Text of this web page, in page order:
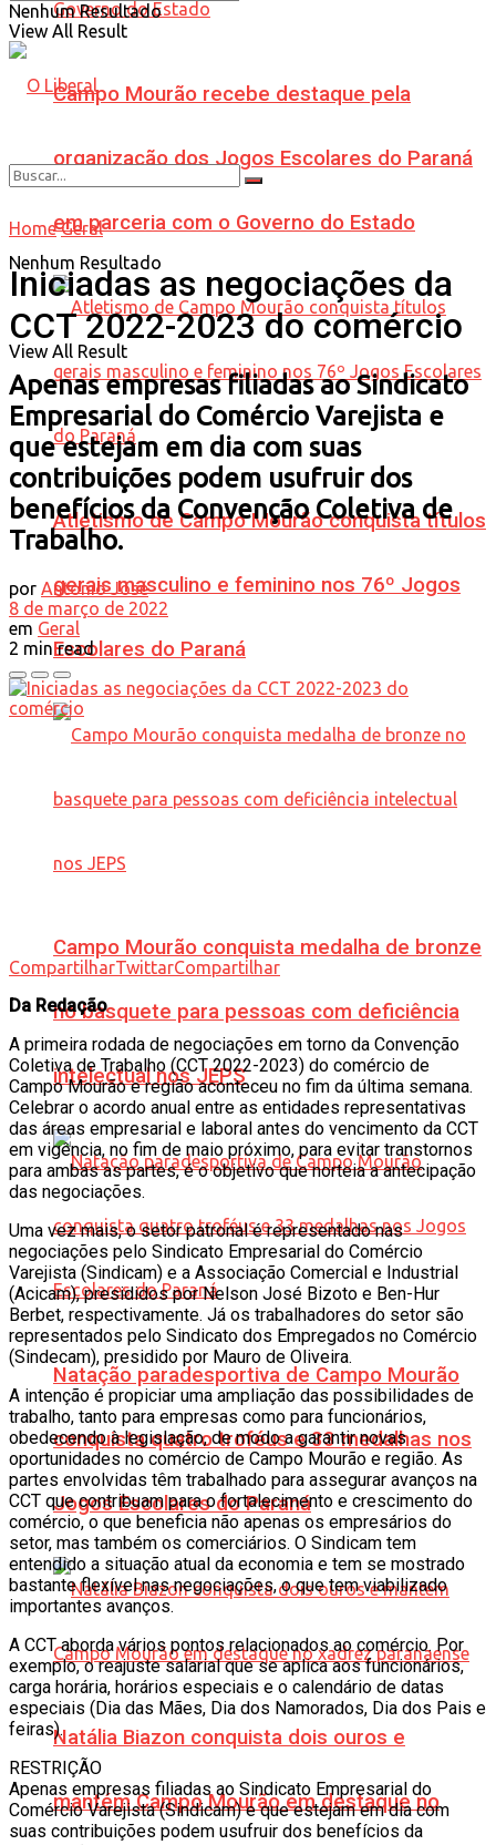
Campo Mourão recebe destaque pela
organização dos Jogos Escolares do Paraná
em parceria com o Governo do Estado
Atletismo de Campo Mourão conquista títulos
gerais masculino e feminino nos 76º Jogos
Escolares do Paraná
Campo Mourão conquista medalha de bronze
no basquete para pessoas com deficiência
intelectual nos JEPS
Natação paradesportiva de Campo Mourão
conquista quatro troféus e 33 medalhas nos
Jogos Escolares do Paraná
Natália Biazon conquista dois ouros e
mantém Campo Mourão em destaque no
Nenhum Resultado
View All Result
Nenhum Resultado
View All Result
Home Geral
Iniciadas as negociações da
CCT 2022-2023 do comércio
Apenas empresas filiadas ao Sindicato
Empresarial do Comércio Varejista e
que estejam em dia com suas
contribuições podem usufruir dos
benefícios da Convenção Coletiva de
Trabalho.
por Antonio José
8 de março de 2022
em Geral
2 min read
CompartilharTwittarCompartilhar
Da Redação
A primeira rodada de negociações em torno da Convenção
Coletiva de Trabalho (CCT 2022-2023) do comércio de
Campo Mourão e região aconteceu no fim da última semana.
Celebrar o acordo anual entre as entidades representativas
das áreas empresarial e laboral antes do vencimento da CCT
em vigência, no fim de maio próximo, para evitar transtornos
para ambas as partes, é o objetivo que norteia a antecipação
das negociações.
Uma vez mais, o setor patronal é representado nas
negociações pelo Sindicato Empresarial do Comércio
Varejista (Sindicam) e a Associação Comercial e Industrial
(Acicam), presididos por Nelson José Bizoto e Ben-Hur
Berbet, respectivamente. Já os trabalhadores do setor são
representados pelo Sindicato dos Empregados no Comércio
(Sindecam), presidido por Mauro de Oliveira.
A intenção é propiciar uma ampliação das possibilidades de
trabalho, tanto para empresas como para funcionários,
obedecendo à legislação, de modo a garantir novas
oportunidades no comércio de Campo Mourão e região. As
partes envolvidas têm trabalhado para assegurar avanços na
CCT que contribuam para o fortalecimento e crescimento do
comércio, o que beneficia não apenas os empresários do
setor, mas também os comerciários. O Sindicam tem
entendido a situação atual da economia e tem se mostrado
bastante flexível nas negociações, o que tem viabilizado
importantes avanços.
A CCT aborda vários pontos relacionados ao comércio. Por
exemplo, o reajuste salarial que se aplica aos funcionários,
carga horária, horários especiais e o calendário de datas
especiais (Dia das Mães, Dia dos Namorados, Dia dos Pais e
feiras).
RESTRIÇÃO
Apenas empresas filiadas ao Sindicato Empresarial do
Comércio Varejista (Sindicam) e que estejam em dia com
suas contribuições podem usufruir dos benefícios da